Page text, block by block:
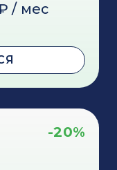
/ мес
-20%